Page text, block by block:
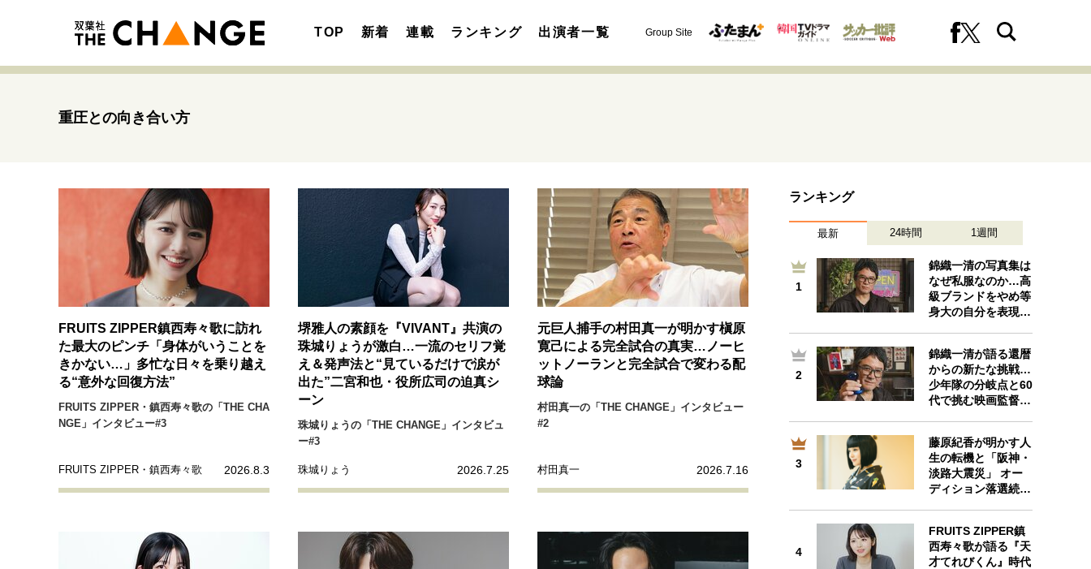
TOP 新着 連載 ランキング 出演者一覧 Group Site
サイトの核・哲学 運命を変えた出会い 決断の裏側 挫折からの再起 未知への挑戦
表現者の葛藤
10代の挫折と原点
キャリア・働き方 セカンドキャリアの描き方 独立という決断 大人の学び直し
ファーストキャリアを拓く
経営・ビジネス リーダーの流儀 変革の原動力 次世代へのバトン トップが描く未来
マインドセット 重圧との向き合い方 一流のルーティン
ライフスタイル・生き方
親になるということ
重圧との向き合い方
FRUITS ZIPPER鎮西寿々歌に訪れ
た最大のピンチ「身体がいうことを
きかない…」多忙な日々を乗り越え
る“意外な回復方法”
FRUITS ZIPPER・鎮西寿々歌の「THE CHA
NGE」インタビュー#3
FRUITS ZIPPER・鎮西寿々歌 2026.8.3
堺雅人の素顔を『VIVANT』共演の
珠城りょうが激白…一流のセリフ覚
え＆発声法と“見ているだけで涙が
出た”二宮和也・役所広司の迫真シ
ーン
珠城りょうの「THE CHANGE」インタビュ
ー#3
珠城りょう 2026.7.25
元巨人捕手の村田真一が明かす槇原
寛己による完全試合の真実…ノーヒ
ットノーランと完全試合で変わる配
球論
村田真一の「THE CHANGE」インタビュー
#2
村田真一 2026.7.16
ランキング
最新 24時間 1週間
1
錦織一清の写真集は
なぜ私服なのか…高
級ブランドをやめ等
身大の自分を表現…
2
錦織一清が語る還暦
からの新たな挑戦…
少年隊の分岐点と60
代で挑む映画監督…
3
藤原紀香が明かす人
生の転機と「阪神・
淡路大震災」 オー
ディション落選続…
4
FRUITS ZIPPER鎮
西寿々歌が語る『天
才てれびくん』時代